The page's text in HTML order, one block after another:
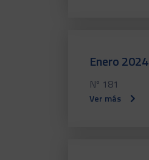
Enero 2024
Nº 181
Ver más